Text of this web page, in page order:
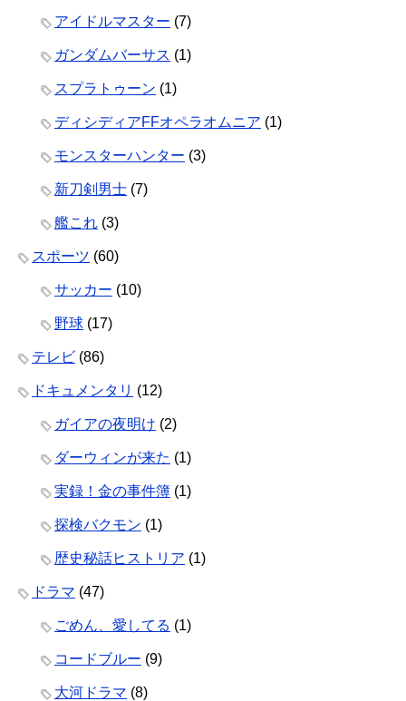
アイドルマスター (7)
ガンダムバーサス (1)
スプラトゥーン (1)
ディシディアFFオペラオムニア (1)
モンスターハンター (3)
新刀剣男士 (7)
艦これ (3)
スポーツ (60)
サッカー (10)
野球 (17)
テレビ (86)
ドキュメンタリ (12)
ガイアの夜明け (2)
ダーウィンが来た (1)
実録！金の事件簿 (1)
探検バクモン (1)
歴史秘話ヒストリア (1)
ドラマ (47)
ごめん、愛してる (1)
コードブルー (9)
大河ドラマ (8)